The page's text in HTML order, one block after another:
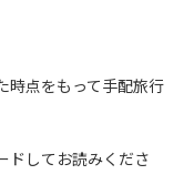
。
降らなくても、上
、水の濁りに注意
遊びを中止する。
川についての注意
時点をもって手配旅行
ドしてお読みくださ